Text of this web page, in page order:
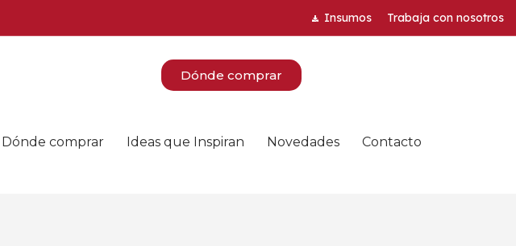
Insumos Trabaja con nosotros
Dónde comprar
Dónde comprar Ideas que Inspiran Novedades Contacto